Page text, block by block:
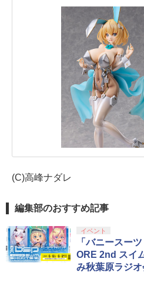
(C)高峰ナダレ
編集部のおすすめ記事
イベント
「バニースー
ORE 2nd スイ
み秋葉原ラジ